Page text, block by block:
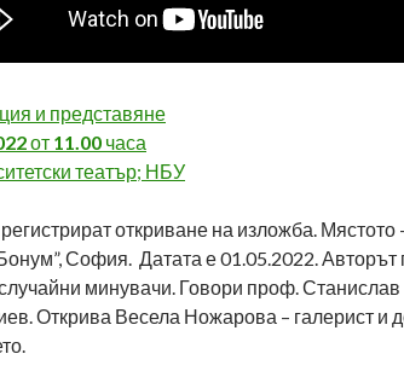
и представяне
от 11.00 часа
театър; НБУ
откриване на изложба. Мястото
София. Датата е 01.05.2022. Авторът
минувачи. Говори проф. Станислав
Открива Весела Ножарова – галерист и